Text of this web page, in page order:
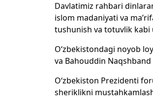
Davlatimiz rahbari
islom madaniyati va
tushunish va totuvlik kabi
O‘zbekistondagi noyob
va Bahouddin
O‘zbekiston Prezidenti
sheriklikni